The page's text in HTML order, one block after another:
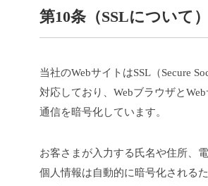
第10条（SSLについて）
当社のWebサイトはSSL（Secure
対応しており、Webブラウザと
通信を暗号化しています。
お客さまが入力する氏名や住所、
個人情報は自動的に暗号化されるた